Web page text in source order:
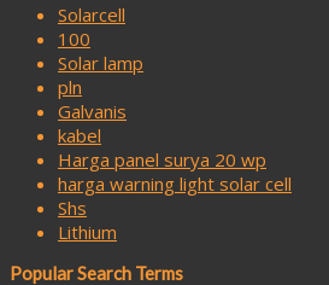
Solarcell
100
Solar lamp
pln
Galvanis
kabel
Harga panel surya 20 wp
harga warning light solar cell
Shs
Lithium
Popular Search Terms